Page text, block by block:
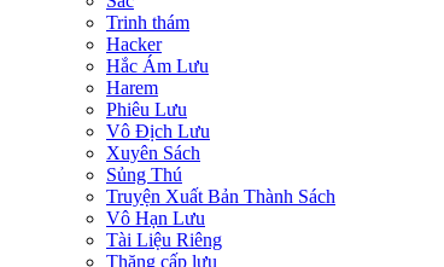
Trinh thám
Hacker
Hắc Ám Lưu
Harem
Phiêu Lưu
Vô Địch Lưu
Xuyên Sách
Sủng Thú
Truyện Xuất Bản Thành Sách
Vô Hạn Lưu
Tài Liệu Riêng
Thăng cấp lưu